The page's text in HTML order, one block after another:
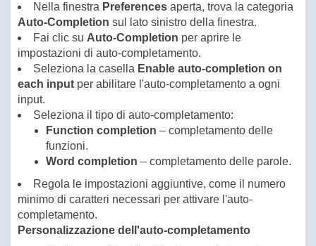
Nella finestra Preferences aperta, trova la categoria
Auto-Completion sul lato sinistro della finestra.
Fai clic su Auto-Completion per aprire le
impostazioni di auto-completamento.
Seleziona la casella Enable auto-completion on
each input per abilitare l'auto-completamento a ogni
input.
Seleziona il tipo di auto-completamento:
Function completion – completamento delle
funzioni.
Word completion – completamento delle parole.
Regola le impostazioni aggiuntive, come il numero
minimo di caratteri necessari per attivare l'auto-
completamento.
Personalizzazione dell'auto-completamento